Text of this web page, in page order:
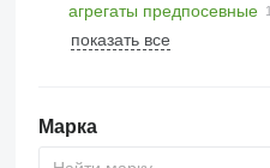
пружинные бороны
ротационные бороны
агрегаты предпосевные
мульчеры для трактора
показать все
Марка